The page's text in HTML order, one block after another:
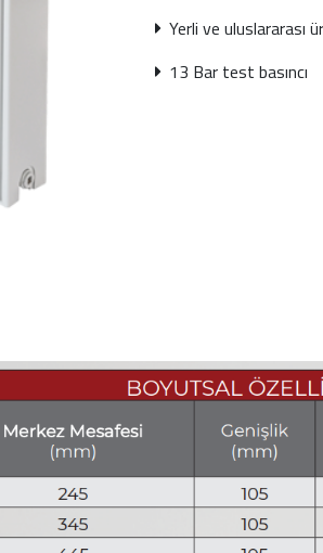
Yerli ve uluslararası
13 Bar test basıncı